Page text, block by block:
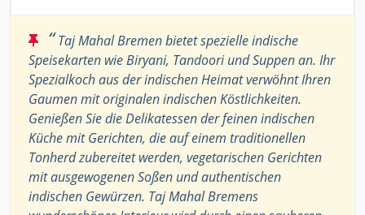
“Taj Mahal Bremen bietet spezielle indische
Speisekarten wie Biryani, Tandoori und Suppen an. Ihr
Spezialkoch aus der indischen Heimat verwöhnt Ihren
Gaumen mit originalen indischen Köstlichkeiten.
Genießen Sie die Delikatessen der feinen indischen
Küche mit Gerichten, die auf einem traditionellen
Tonherd zubereitet werden, vegetarischen Gerichten
mit ausgewogenen Soßen und authentischen
indischen Gewürzen. Taj Mahal Bremens